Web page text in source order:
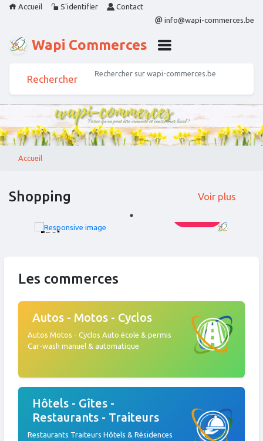
Accueil S'identifier
Contact
info@wapi-commerces.be
Wapi Commerces
Accueil
Shopping Voir plus
Enej
Les commerces
Autos - Motos - Cyclos
Autos Motos - Cyclos Auto école & permis
Car-wash manuel & automatique
Hôtels - Gîtes -
Restaurants - Traiteurs
Restaurants Traiteurs Hôtels & Résidences